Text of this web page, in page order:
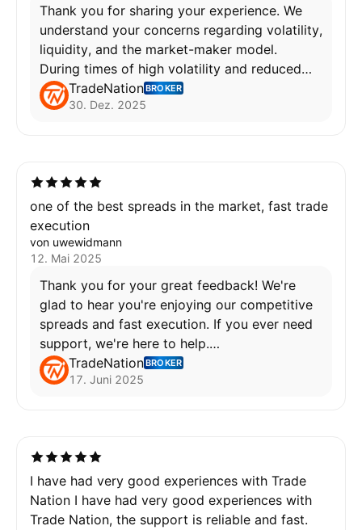
Das ist der Unterschied zwischen der echten
Börse und einem Market Maker wie TN. Mich
würde interessieren, wie viele Stopps-Losses
durch eine hohe Slippage nicht gehalten wurden.
Ich wurde bereits mehrmals gewarnt, mit Market
Makern zu arbeiten, da diese den Handel frei und
Schade, denn ich hatte zu Beginn der
Zusammenarbeit ein gutes Gefühl.
Thank you for sharing your experience. We
understand your concerns regarding volatility,
liquidity, and the market-maker model.
During times of high volatility and reduced
liquidity, trading may be temporarily halted to
prevent excessive slippage and ensure fair
For more details or to discuss this incident,
please reach out to our support team at
support@tradenation.com
TradeNationBROKER
30. Dez. 2025
one of the best spreads in the market, fast trade
execution
von uwewidmann
12. Mai 2025
Thank you for your great feedback! We're
glad to hear you're enjoying our competitive
spreads and fast execution. If you ever need
support, we're here to help.
TradeNationBROKER
17. Juni 2025
I have had very good experiences with Trade
Nation I have had very good experiences with
Trade Nation, the support is reliable and fast.